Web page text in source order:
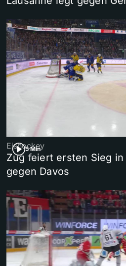
5 Min
Eishockey
Zug feiert ersten Sieg
gegen Davos